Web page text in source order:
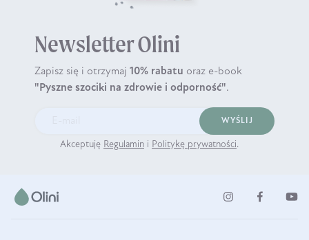
Newsletter Olini
Zapisz się i otrzymaj 10% rabatu oraz e-book
"Pyszne szociki na zdrowie i odporność".
WYŚLIJ
Akceptuję Regulamin i Politykę prywatności.